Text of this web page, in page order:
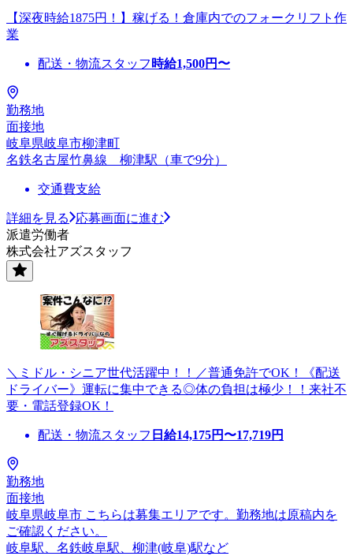
【深夜時給1875円！】稼げる！倉庫内でのフォークリフト作
業
配送・物流スタッフ 時給1,500円〜
勤務地
面接地
岐阜県岐阜市柳津町
名鉄名古屋竹鼻線 柳津駅（車で9分）
交通費支給
詳細を見る
応募画面に進む
派遣労働者
株式会社アズスタッフ
＼ミドル・シニア世代活躍中！！／普通免許でOK！《配送
ドライバー》運転に集中できる◎体の負担は極少！！来社不
要・電話登録OK！
配送・物流スタッフ 日給14,175円〜17,719円
勤務地
面接地
岐阜県岐阜市 こちらは募集エリアです。勤務地は原稿内を
ご確認ください。
岐阜駅、名鉄岐阜駅、柳津(岐阜)駅など